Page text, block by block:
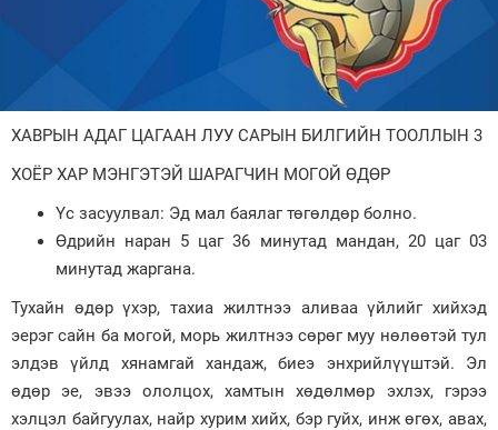
Нийгэм
Дэлхий
Энтертайнмэнт
ХАВРЫН АДАГ ЦАГААН ЛУУ САРЫН БИЛГИЙН ТООЛЛЫН 3
ХОЁР ХАР МЭНГЭТЭЙ ШАРАГЧИН МОГОЙ ӨДӨР
Үс засуулвал: Эд мал баялаг төгөлдөр болно.
Өдрийн наран 5 цаг 36 минутад мандан, 20 цаг 03
минутад жаргана.
Тухайн өдөр үхэр, тахиа жилтнээ аливаа үйлийг хийхэд
эерэг сайн ба могой, морь жилтнээ сөрөг муу нөлөөтэй тул
элдэв үйлд хянамгай хандаж, биеэ энхрийлүүштэй. Эл
өдөр эе, эвээ ололцох, хамтын хөдөлмөр эхлэх, гэрээ
хэлцэл байгуулах, найр хурим хийх, бэр гуйх, инж өгөх, авах,